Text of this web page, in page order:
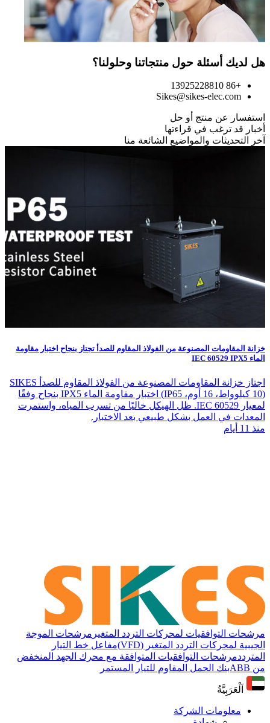
هل لديك أسئلة حول منتجاتنا وحلولنا؟
+86 13925228810
Sikes@sikes-elec.com
استفسار عن منتج أو حل
أخبار قد ترغب في قراءتها
آخر التحديثات والمواضيع الشائعة منا
خزانة المقاومات المصنوعة من الفولاذ المقاوم للصدأ تجتاز بنجاح اختبار مقاومة
الماء IEC 60529 IPX5
اجتاز خزانة المقاومات المصنوعة من الفولاذ المقاوم للصدأ SIKES
(10 كيلوواط، 16 أوم، IP65) اختبار مقاومة الماء IPX5 بنجاح وفقًا
لمعيار IEC 60529. ظل الهيكل خاليًا من تسرب المياه، واستمرت
المعدات في العمل بشكل طبيعي بعد الاختبار.
منذ 11 أيام
مرشحات التوافقيات لمحركات التردد المتغير مرشحات الموجة
الجيبية لمحركات التردد المتغير (VFD)
مفاعل خط التيار
المترددمرشحات التوافقيات المتوافقة مع محرك الجهد المنخفض
من ABB
بنك الحمل المقاوم للتيار المستمر
اَلْعَرَبِيَّةُ
معلومات الشركة